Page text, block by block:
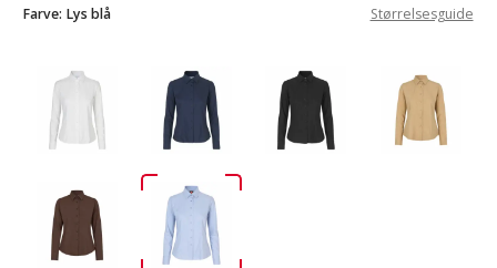
Farve: Lys blå Størrelsesguide